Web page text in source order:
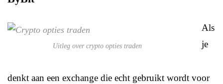
Uitleg over crypto opties traden
Als
je
denkt aan een exchange die echt gebruikt wordt voor